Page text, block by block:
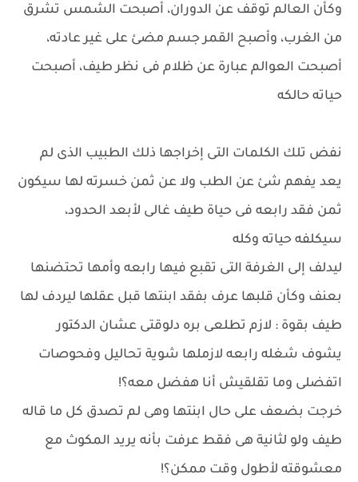
وكأن العالم توقف عن الدوران، أصبحت الشمس تشرق
من الغرب، وأصبح القمر جسم مضئ على غير عادته،
أصبحت العوالم عبارة عن ظلام فى نظر طيف، أصبحت
حياته حالكه
نفض تلك الكلمات التى إخراجها ذلك الطبيب الذى لم
يعد يفهم شئ عن الطب ولا عن ثمن خسرته لها سيكون
ثمن فقد رابعه فى حياة طيف غالى لأبعد الحدود،
سيكلفه حياته وكله
ليدلف إلى الغرفة التى تقبع فيها رابعه وأمها تحتضنها
بعنف وكأن قلبها عرف بفقد ابنتها قبل عقلها ليردف لها
طيف بقوة : لازم تطلعى بره دلوقتى عشان الدكتور
يشوف شغله رابعه لازملها شوية تحاليل وفحوصات
اتفضلى وما تقلقيش أنا هفضل معه؟!
خرجت بضعف على حال ابنتها وهى لم تصدق كل ما قاله
طيف ولو لثانية هى فقط عرفت بأنه يريد المكوث مع
معشوقته لأطول وقت ممكن؟!